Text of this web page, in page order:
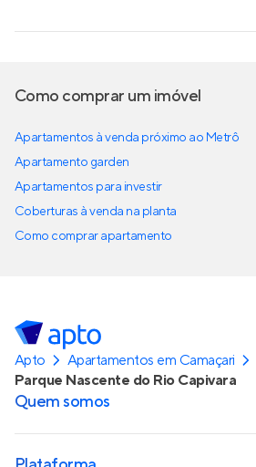
Como comprar um imóvel
Apartamentos à venda próximo ao Metrô
Apartamento garden
Apartamentos para investir
Coberturas à venda na planta
Como comprar apartamento
Apto
Apartamentos em Camaçari
Parque Nascente do Rio Capivara
Quem somos